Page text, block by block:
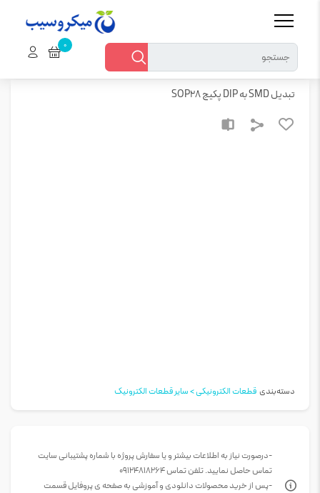
قطعات الکترونیکی > سایر قطعات الکترونیک
تبدیل SMD به DIP پکیج SOP28
دسته‌بندی قطعات الکترونیکی > سایر قطعات الکترونیک
-درصورت نیاز به اطلاعات بیشتر و یا سفارش پروژه با شماره پشتیبانی سایت
تماس حاصل نمایید. تلفن تماس 09124818264
-پس از خرید محصولات دانلودی و آموزشی به صفحه ی پروفایل قسمت